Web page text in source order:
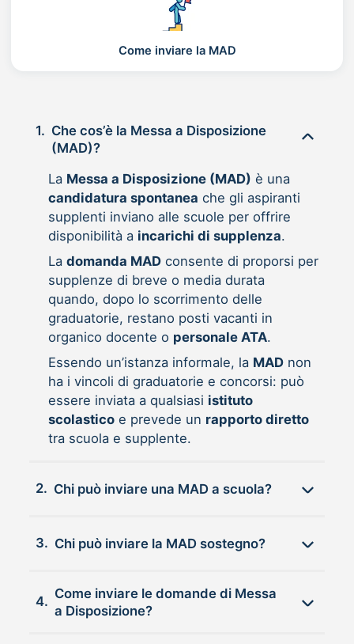
Come inviare la MAD
1. Che cos’è la Messa a Disposizione
(MAD)?
La Messa a Disposizione (MAD) è una
candidatura spontanea che gli aspiranti
supplenti inviano alle scuole per offrire
disponibilità a incarichi di supplenza.
La domanda MADconsente di proporsi per
supplenze di breve o media durata
quando, dopo lo scorrimento delle
graduatorie, restano posti vacanti in
organico docente o personale ATA.
Essendo un’istanza informale, la MADnon
ha i vincoli di graduatorie e concorsi: può
essere inviata a qualsiasi istituto
scolasticoe prevede un rapporto diretto
tra scuola e supplente.
2. Chi può inviare una MAD a scuola?
3. Chi può inviare la MAD sostegno?
4.
Come inviare le domande di Messa
a Disposizione?